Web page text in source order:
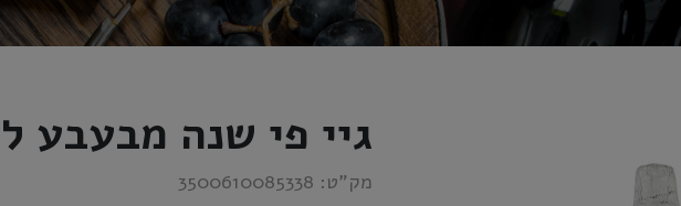
גיי פי שנה מבעבע
מק”ט: 3500610085338